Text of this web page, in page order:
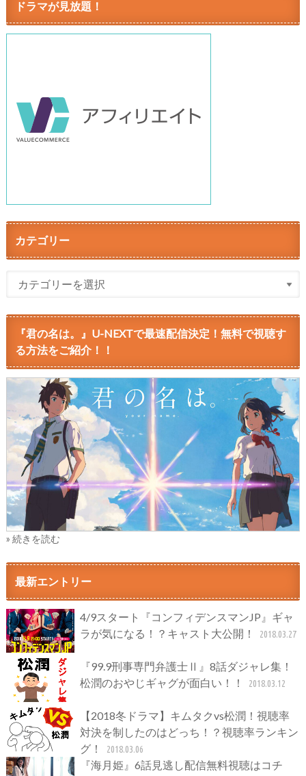
ドラマが見放題！
カテゴリー
『君の名は。』U-NEXTで最速配信決定！無料で視聴す
る方法をご紹介！！
» 続きを読む
最新エントリー
4/9スタート『コンフィデンスマンJP』ギャ
ラが気になる！？キャスト大公開！
2018.03.27
『99.9刑事専門弁護士Ⅱ』8話ダジャレ集！
松潤のおやじギャグが面白い！！
2018.03.12
【2018冬ドラマ】キムタクvs松潤！視聴率
対決を制したのはどっち！？視聴率ランキン
グ！
2018.03.06
『海月姫』6話見逃し配信無料視聴はコチ